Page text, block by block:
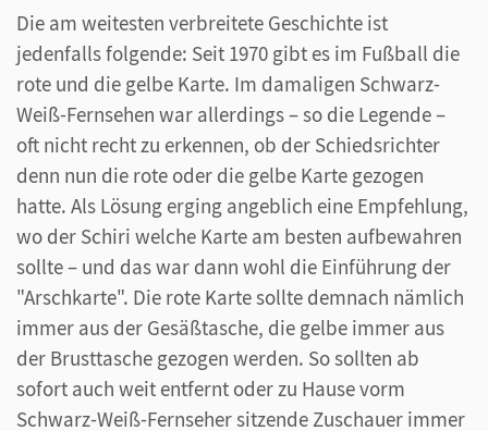
Die am weitesten verbreitete Geschichte ist
jedenfalls folgende: Seit 1970 gibt es im Fußball die
rote und die gelbe Karte. Im damaligen Schwarz-
Weiß-Fernsehen war allerdings – so die Legende –
oft nicht recht zu erkennen, ob der Schiedsrichter
denn nun die rote oder die gelbe Karte gezogen
hatte. Als Lösung erging angeblich eine Empfehlung,
wo der Schiri welche Karte am besten aufbewahren
sollte – und das war dann wohl die Einführung der
"Arschkarte". Die rote Karte sollte demnach nämlich
immer aus der Gesäßtasche, die gelbe immer aus
der Brusttasche gezogen werden. So sollten ab
sofort auch weit entfernt oder zu Hause vorm
Schwarz-Weiß-Fernseher sitzende Zuschauer immer